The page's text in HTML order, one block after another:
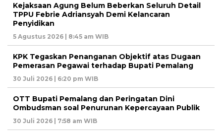
Kejaksaan Agung Belum Beberkan Seluruh Detail
TPPU Febrie Adriansyah Demi Kelancaran
Penyidikan
5 Agustus 2026 | 8:45 am WIB
KPK Tegaskan Penanganan Objektif atas Dugaan
Pemerasan Pegawai terhadap Bupati Pemalang
30 Juli 2026 | 6:20 pm WIB
OTT Bupati Pemalang dan Peringatan Dini
Ombudsman soal Penurunan Kepercayaan Publik
30 Juli 2026 | 7:58 am WIB